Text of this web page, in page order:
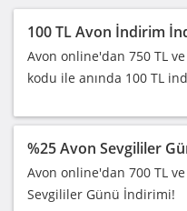
100 TL Avon İndirim
Avon online'dan 750 TL
kodu ile anında 100 TL
%25 Avon Sevgililer
Avon online'dan 700 TL
Sevgililer Günü İndirimi!